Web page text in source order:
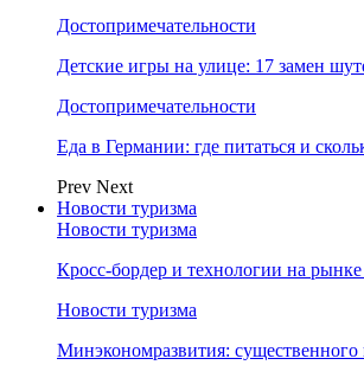
Достопримечательности
Детские игры на улице: 17 замен
Достопримечательности
Еда в Германии: где питаться и
Prev Next
Новости туризма
Новости туризма
Кросс-бордер и технологии на
Новости туризма
Минэкономразвития: